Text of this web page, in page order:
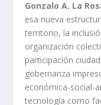
Gonzalo A. La
esa nueva
territorio, la
organización
participación
gobernanza
económica-social-
tecnología como